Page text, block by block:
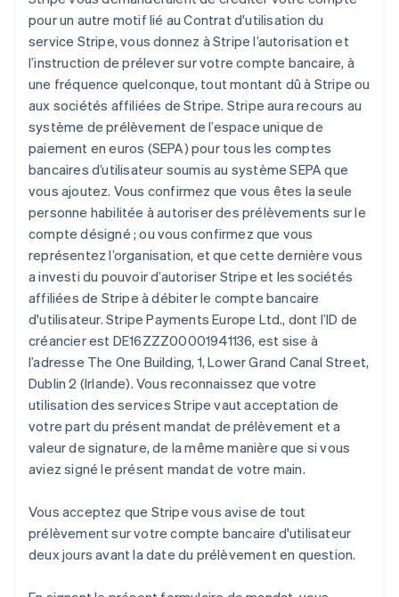
pour un autre motif lié au Contrat d'utilisation du
service Stripe, vous donnez à Stripe l’autorisation et
l’instruction de prélever sur votre compte bancaire, à
une fréquence quelconque, tout montant dû à Stripe ou
aux sociétés affiliées de Stripe. Stripe aura recours au
système de prélèvement de l’espace unique de
paiement en euros (SEPA) pour tous les comptes
bancaires d’utilisateur soumis au système SEPA que
vous ajoutez. Vous confirmez que vous êtes la seule
personne habilitée à autoriser des prélèvements sur le
compte désigné ; ou vous confirmez que vous
représentez l’organisation, et que cette dernière vous
a investi du pouvoir d’autoriser Stripe et les sociétés
affiliées de Stripe à débiter le compte bancaire
d'utilisateur. Stripe Payments Europe Ltd., dont l’ID de
créancier est DE16ZZZ00001941136, est sise à
l’adresse The One Building, 1, Lower Grand Canal Street,
Dublin 2 (Irlande). Vous reconnaissez que votre
utilisation des services Stripe vaut acceptation de
votre part du présent mandat de prélèvement et a
valeur de signature, de la même manière que si vous
aviez signé le présent mandat de votre main.
Vous acceptez que Stripe vous avise de tout
prélèvement sur votre compte bancaire d'utilisateur
deux jours avant la date du prélèvement en question.